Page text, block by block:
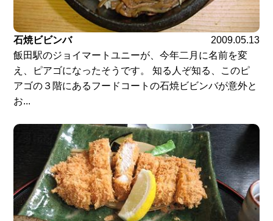
石焼ビビンバ
2009.05.13
飯田駅のジョイマートユニーが、今年二月に名前を変
え、ピアゴになったそうです。 知る人ぞ知る、このピ
アゴの３階にあるフードコートの石焼ビビンバが意外と
お...